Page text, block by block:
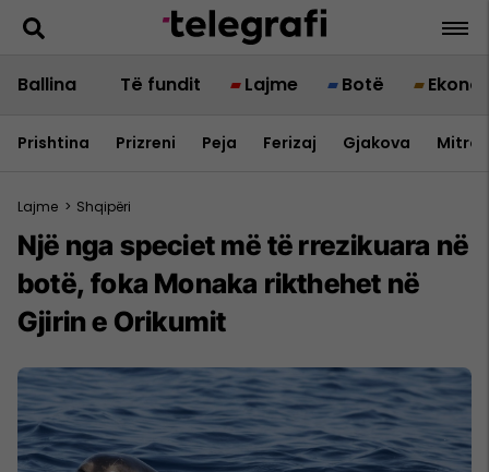
Ballina Të fundit Lajme Botë
Prishtina Prizreni Peja Ferizaj Gjakova
Lajme > Shqipëri
Një nga speciet më të rrezikuara në
botë, foka Monaka rikthehet në
Gjirin e Orikumit